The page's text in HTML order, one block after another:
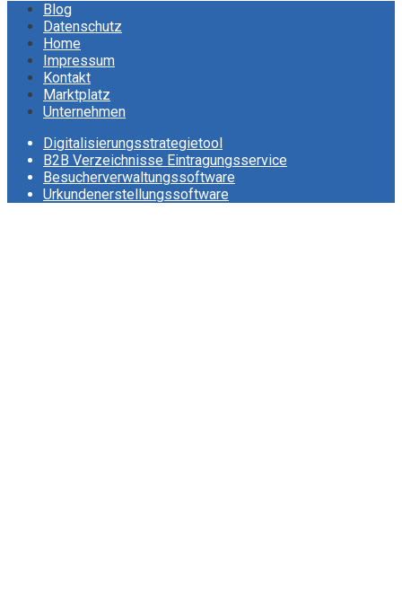
Blog
Datenschutz
Home
Impressum
Kontakt
Marktplatz
Unternehmen
Digitalisierungsstrategietool
B2B Verzeichnisse Eintragungsservice
Besucherverwaltungssoftware
Urkundenerstellungssoftware